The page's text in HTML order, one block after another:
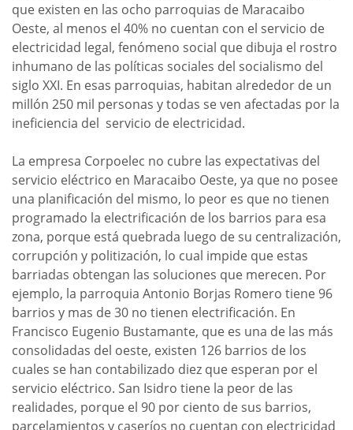
que existen en las ocho parroquias de Maracaibo
Oeste, al menos el 40% no cuentan con el servicio de
electricidad legal, fenómeno social que dibuja el rostro
inhumano de las políticas sociales del socialismo del
siglo XXI. En esas parroquias, habitan alrededor de un
millón 250 mil personas y todas se ven afectadas por la
ineficiencia del servicio de electricidad.
La empresa Corpoelec no cubre las expectativas del
servicio eléctrico en Maracaibo Oeste, ya que no posee
una planificación del mismo, lo peor es que no tienen
programado la electrificación de los barrios para esa
zona, porque está quebrada luego de su centralización,
corrupción y politización, lo cual impide que estas
barriadas obtengan las soluciones que merecen. Por
ejemplo, la parroquia Antonio Borjas Romero tiene 96
barrios y mas de 30 no tienen electrificación. En
Francisco Eugenio Bustamante, que es una de las más
consolidadas del oeste, existen 126 barrios de los
cuales se han contabilizado diez que esperan por el
servicio eléctrico. San Isidro tiene la peor de las
realidades, porque el 90 por ciento de sus barrios,
parcelamientos y caseríos no cuentan con electricidad